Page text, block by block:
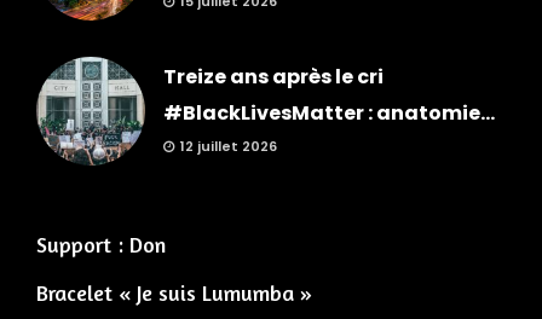
Treize ans après le cri
#BlackLivesMatter : anatomie...
12 juillet 2026
Support : Don
Bracelet « Je suis Lumumba »